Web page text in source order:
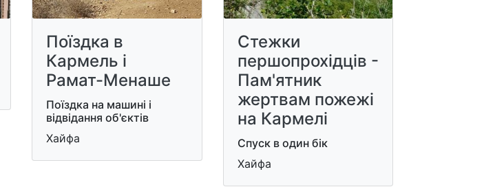
Поїздка в
Кармель і
Рамат-Менаше
Поїздка на машині і
відвідання об'єктів
Хайфа
Стежки
першопрохідців -
Пам'ятник
жертвам пожежі
на Кармелі
Спуск в один бік
Хайфа